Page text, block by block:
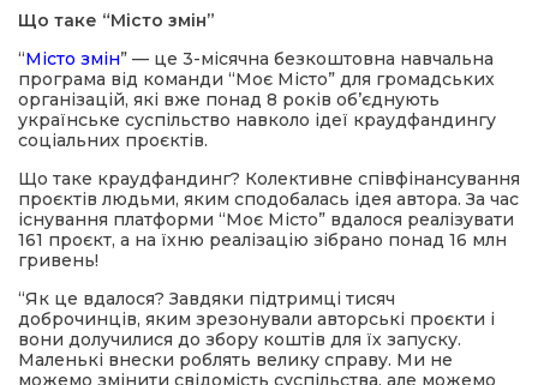
Що таке “Місто змін”
“Місто змін” — це 3-місячна безкоштовна навчальна
програма від команди “Моє Місто” для громадських
організацій, які вже понад 8 років об’єднують
українське суспільство навколо ідеї краудфандингу
соціальних проєктів.
Що таке краудфандинг? Колективне співфінансування
проєктів людьми, яким сподобалась ідея автора. За час
існування платформи “Моє Місто” вдалося реалізувати
161 проєкт, а на їхню реалізацію зібрано понад 16 млн
гривень!
“Як це вдалося? Завдяки підтримці тисяч
доброчинців, яким зрезонували авторські проєкти і
вони долучилися до збору коштів для їх запуску.
Маленькі внески роблять велику справу. Ми не
можемо змінити свідомість суспільства, але можемо